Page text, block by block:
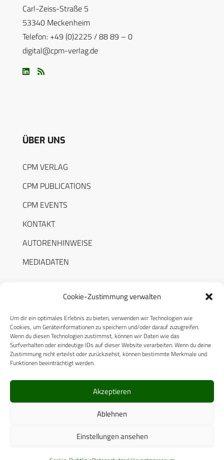
Cookie-Zustimmung verwalten
Um dir ein optimales Erlebnis zu bieten, verwenden wir Technologien wie
Cookies, um Geräteinformationen zu speichern und/oder darauf zuzugreifen.
Wenn du diesen Technologien zustimmst, können wir Daten wie das
Surfverhalten oder eindeutige IDs auf dieser Website verarbeiten. Wenn du deine
Zustimmung nicht erteilst oder zurückziehst, können bestimmte Merkmale und
Funktionen beeinträchtigt werden.
Akzeptieren
Ablehnen
Einstellungen ansehen
Carl-Zeiss-Straße 5
53340 Meckenheim
Telefon: +49 (0)2225 / 88 89 – 0
digital@cpm-verlag.de
ÜBER UNS
CPM VERLAG
CPM PUBLICATIONS
CPM EVENTS
KONTAKT
AUTORENHINWEISE
MEDIADATEN
RECHTLICHES
Datenschutzerklärung
Cookie-Richtlinie (EU)